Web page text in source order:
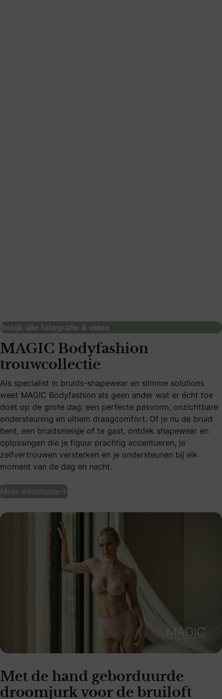
Bekijk alle fotografie & video
MAGIC Bodyfashion
trouwcollectie
Als specialist in bruids-shapewear en slimme solutions
weet MAGIC Bodyfashion als geen ander wat er écht toe
doet op de grote dag: een perfecte pasvorm, onzichtbare
ondersteuning en ultiem draagcomfort. Of je nu de bruid
bent, een bruidsmeisje of te gast, ontdek shapewear en
oplossingen die je figuur prachtig accentueren, je
zelfvertrouwen versterken en je ondersteunen bij elk
moment van de dag en nacht.
Meer informatie MAGIC Bodyfashion trouwcollectie
Met de hand geborduurde
droomjurk voor de bruiloft